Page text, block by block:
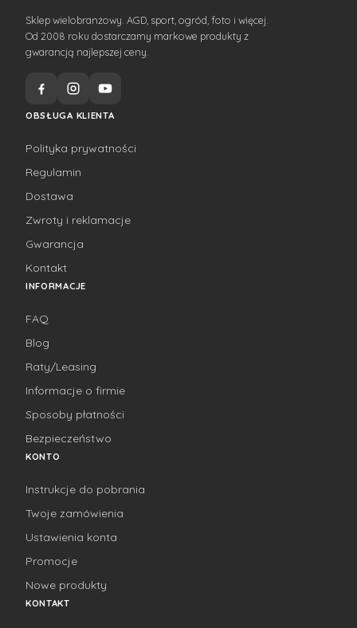
Sklep wielobranżowy. AGD, sport, ogród, foto i więcej.
Od 2008 roku dostarczamy markowe produkty z
gwarancją najlepszej ceny.
OBSŁUGA KLIENTA
Polityka prywatności
Regulamin
Dostawa
Zwroty i reklamacje
Gwarancja
Kontakt
INFORMACJE
FAQ
Blog
Raty/Leasing
Informacje o firmie
Sposoby płatności
Bezpieczeństwo
KONTO
Instrukcje do pobrania
Twoje zamówienia
Ustawienia konta
Promocje
Nowe produkty
KONTAKT